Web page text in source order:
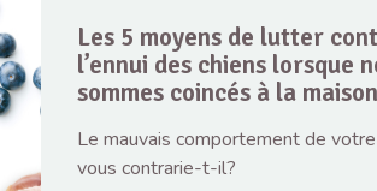
Les 5 moyens de lutter
l’ennui des chiens lorsque
sommes coincés à la maison
Le mauvais comportement de votre
vous contrarie-t-il?